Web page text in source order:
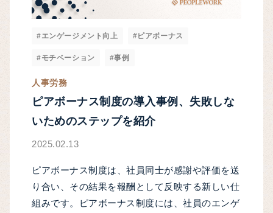
#エンゲージメント向上 #ピアボーナス
#モチベーション #事例
人事労務
ピアボーナス制度の導入事例、失敗しな
いためのステップを紹介
2025.02.13
ピアボーナス制度は、社員同士が感謝や評価を送
り合い、その結果を報酬として反映する新しい仕
組みです。ピアボーナス制度には、社員のエンゲ